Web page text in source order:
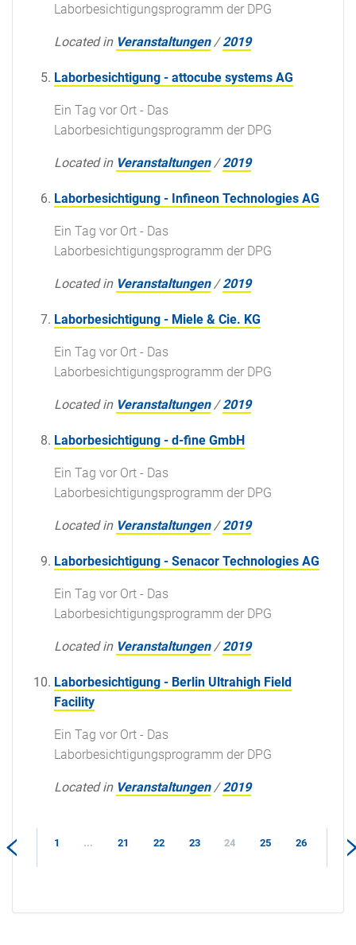
Laborbesichtigungsprogramm der DPG
Located in Veranstaltungen /2019
Laborbesichtigung - attocube systems AG
Ein Tag vor Ort - Das
Laborbesichtigungsprogramm der DPG
Located in Veranstaltungen /2019
Laborbesichtigung - Infineon Technologies AG
Ein Tag vor Ort - Das
Laborbesichtigungsprogramm der DPG
Located in Veranstaltungen /2019
Laborbesichtigung - Miele & Cie. KG
Ein Tag vor Ort - Das
Laborbesichtigungsprogramm der DPG
Located in Veranstaltungen /2019
Laborbesichtigung - d-fine GmbH
Ein Tag vor Ort - Das
Laborbesichtigungsprogramm der DPG
Located in Veranstaltungen /2019
Laborbesichtigung - Senacor Technologies AG
Ein Tag vor Ort - Das
Laborbesichtigungsprogramm der DPG
Located in Veranstaltungen /2019
Laborbesichtigung - Berlin Ultrahigh Field
Facility
Ein Tag vor Ort - Das
Laborbesichtigungsprogramm der DPG
Located in Veranstaltungen /2019
1 ... 21 22 23 24 25 26